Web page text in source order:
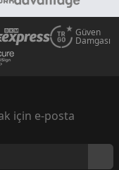
Güven
Damgası
için e-posta